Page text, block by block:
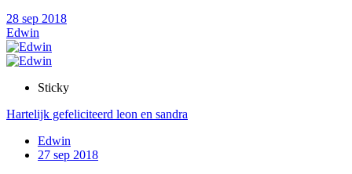
28 sep 2018
Edwin
Sticky
Hartelijk gefeliciteerd leon en sandra
Edwin
27 sep 2018